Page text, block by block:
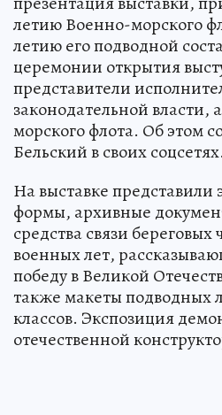
летию Военно-морского
летию его подводной
церемонии открытия
представители
законодательной власти,
морского флота. Об этом
Бельский в своих соцсетях.
На выставке
формы, архивные
средства связи береговых
военных лет,
победу в Великой
также макеты подводных
классов. Экспозиция
отечественной